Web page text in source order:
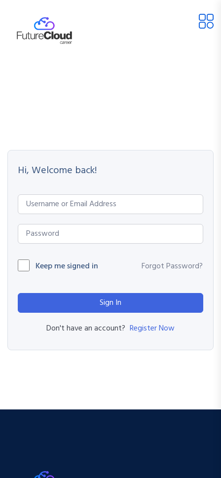
Hi, Welcome back!
Keep me signed in Forgot Password?
Sign In
Don't have an account? Register Now